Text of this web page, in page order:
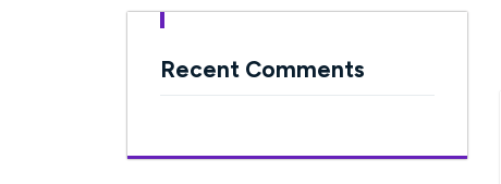
Recent Comments